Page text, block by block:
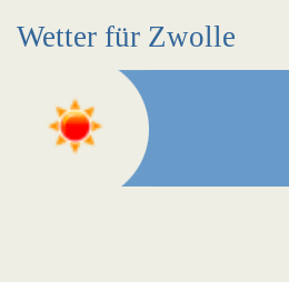
Wetter für Zwolle